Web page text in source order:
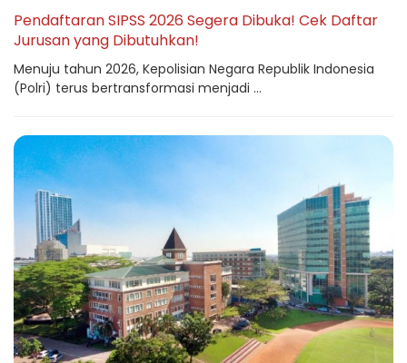
Pendaftaran SIPSS 2026 Segera Dibuka! Cek Daftar
Jurusan yang Dibutuhkan!
Menuju tahun 2026, Kepolisian Negara Republik Indonesia
(Polri) terus bertransformasi menjadi ...